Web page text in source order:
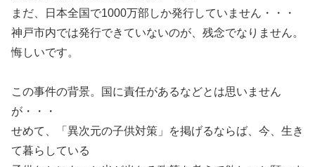
まだ、日本全国で1000万部しか発行していません・・・
神戸市内では発行できていないのが、残念でなりません。
悔しいです。
この事件の背景。国に責任があるなどとは思いません
が・・・
せめて、「異次元の子供対策」を掲げるならば、今、生き
て暮らしている